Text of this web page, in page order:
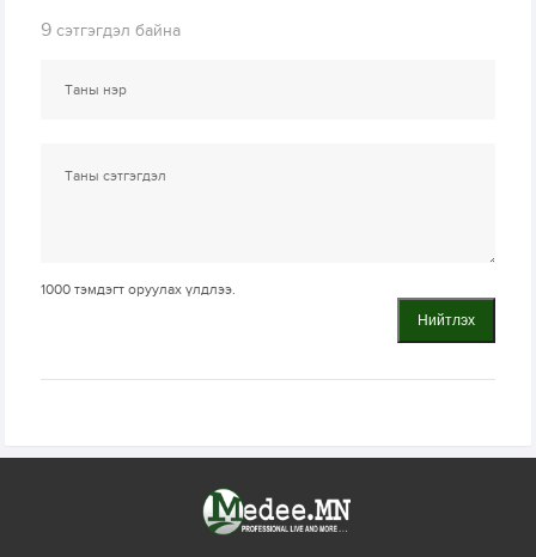
9 сэтгэгдэл байна
1000 тэмдэгт оруулах үлдлээ.
Нийтлэх